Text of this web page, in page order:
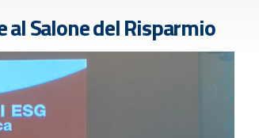
Salone del Risparmio